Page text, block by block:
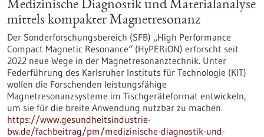
Medizinische Diagnostik und Materialanalyse
mittels kompakter Magnetresonanz
Der Sonderforschungsbereich (SFB) „High Performance
Compact Magnetic Resonance“ (HyPERiON) erforscht seit
2022 neue Wege in der Magnetresonanztechnik. Unter
Federführung des Karlsruher Instituts für Technologie (KIT)
wollen die Forschenden leistungsfähige
Magnetresonanzsysteme im Tischgeräteformat entwickeln,
um sie für die breite Anwendung nutzbar zu machen.
https://www.gesundheitsindustrie-
bw.de/fachbeitrag/pm/medizinische-diagnostik-und-